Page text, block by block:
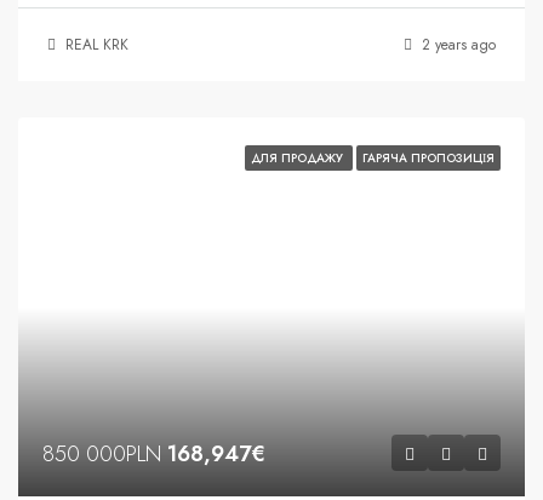
REAL KRK 2 years ago
ДЛЯ ПРОДАЖУ ГАРЯЧА ПРОПОЗИЦІЯ
850 000PLN 168,947€